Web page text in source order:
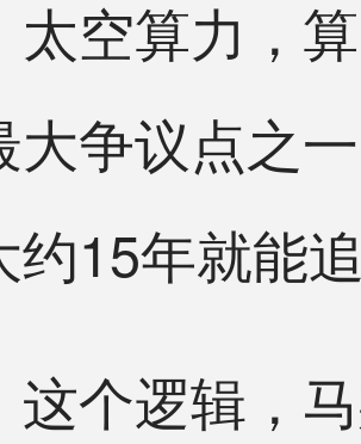
算力，算
大争议点之
约15年就能
逻辑，马